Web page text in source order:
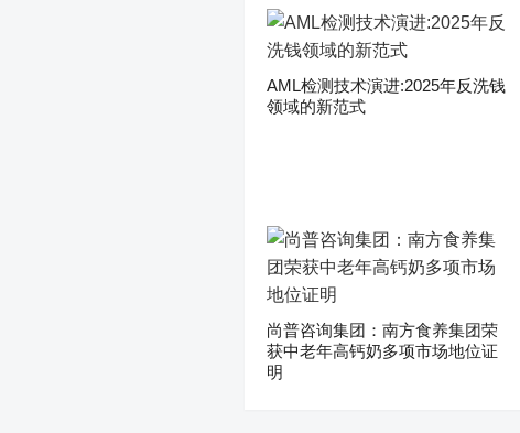
AML检测技术演进:2025年反洗钱
领域的新范式
尚普咨询集团：南方食养集团荣
获中老年高钙奶多项市场地位证
明